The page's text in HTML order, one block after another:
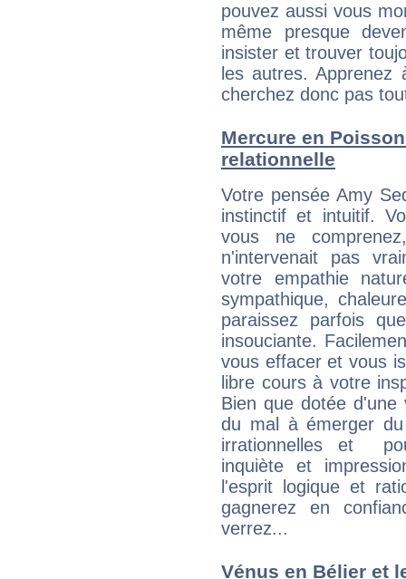
pouvez aussi vous
même presque
insister et trouver
les autres.
cherchez donc pas
Mercure en
relationnelle
Votre pensée Amy
instinctif et intuitif.
vous ne
n'intervenait pas
votre empathie
sympathique,
paraissez parfois
insouciante.
vous effacer et vous
libre cours à votre
Bien que dotée d'une
du mal à émerger
irrationnelles et
inquiète et
l'esprit logique et
gagnerez en
verrez...
Vénus en Bélier et